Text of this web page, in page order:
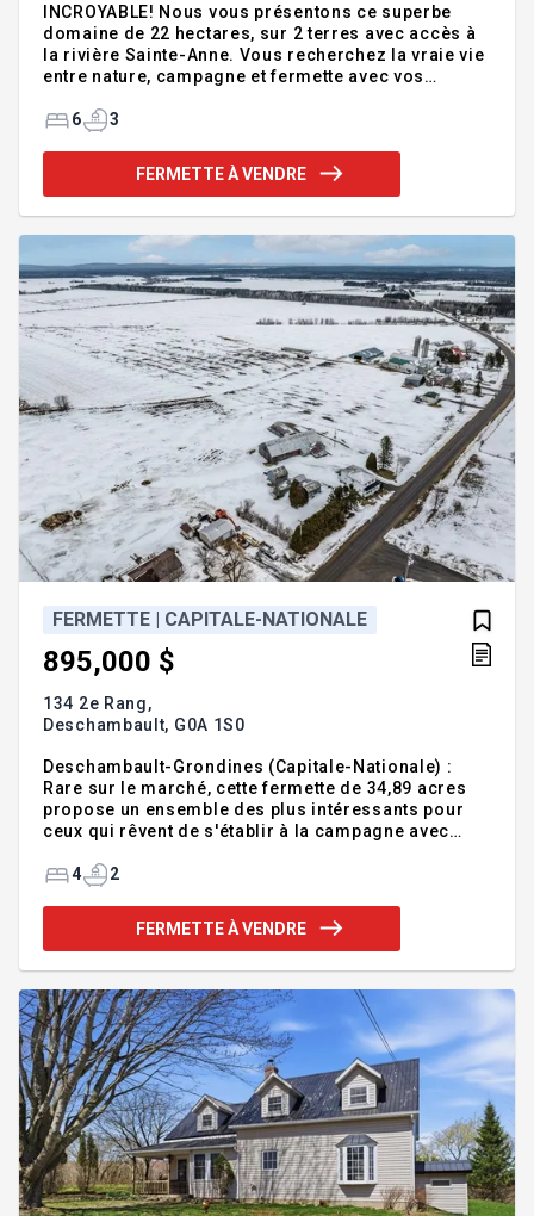
INCROYABLE! Nous vous présentons ce superbe
domaine de 22 hectares, sur 2 terres avec accès à
la rivière Sainte-Anne. Vous recherchez la vraie vie
entre nature, campagne et fermette avec vos
joyau est pour vous! Vous serez charmés par les
installations, entretenus de façon remarquable. La
résidence de construction 2012 vous offre de
sans oublier son autosuffisance avec génératrice
au propan
6 3
FERMETTE À VENDRE
FERMETTE | CAPITALE-NATIONALE
895,000 $
134 2e Rang,
Deschambault, G0A 1S0
Deschambault-Grondines (Capitale-Nationale) :
Rare sur le marché, cette fermette de 34,89 acres
propose un ensemble des plus intéressants pour
ceux qui rêvent de s'établir à la campagne avec
environ 28 acres de pâturages et de boisés, avec un
culture. On y retrouve une spacieuse maison à deux
étages, deux garages, une étable et un poulailler.
accessible. Addenda :Lots : 3233548, 5034366,32
4 2
FERMETTE À VENDRE